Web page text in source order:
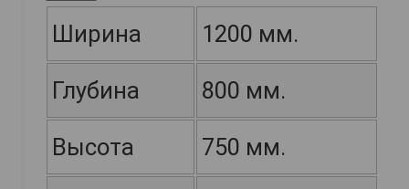
Ширина 1200 мм.
Глубина 800 мм.
Высота 750 мм.